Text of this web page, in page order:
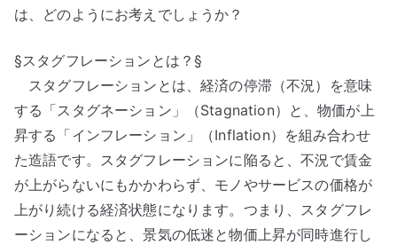
ー
ョ
か？
へ
の
は、どのようにお考えでしょうか？
§スタグフレーションとは？§
スタグフレーションとは、経済の停滞（不況）を意味
する「スタグネーション」（Stagnation）と、物価が上
昇する「インフレーション」（Inflation）を組み合わせ
た造語です。スタグフレーションに陥ると、不況で賃金
が上がらないにもかかわらず、モノやサービスの価格が
上がり続ける経済状態になります。つまり、スタグフレ
ーションになると、景気の低迷と物価上昇が同時進行し